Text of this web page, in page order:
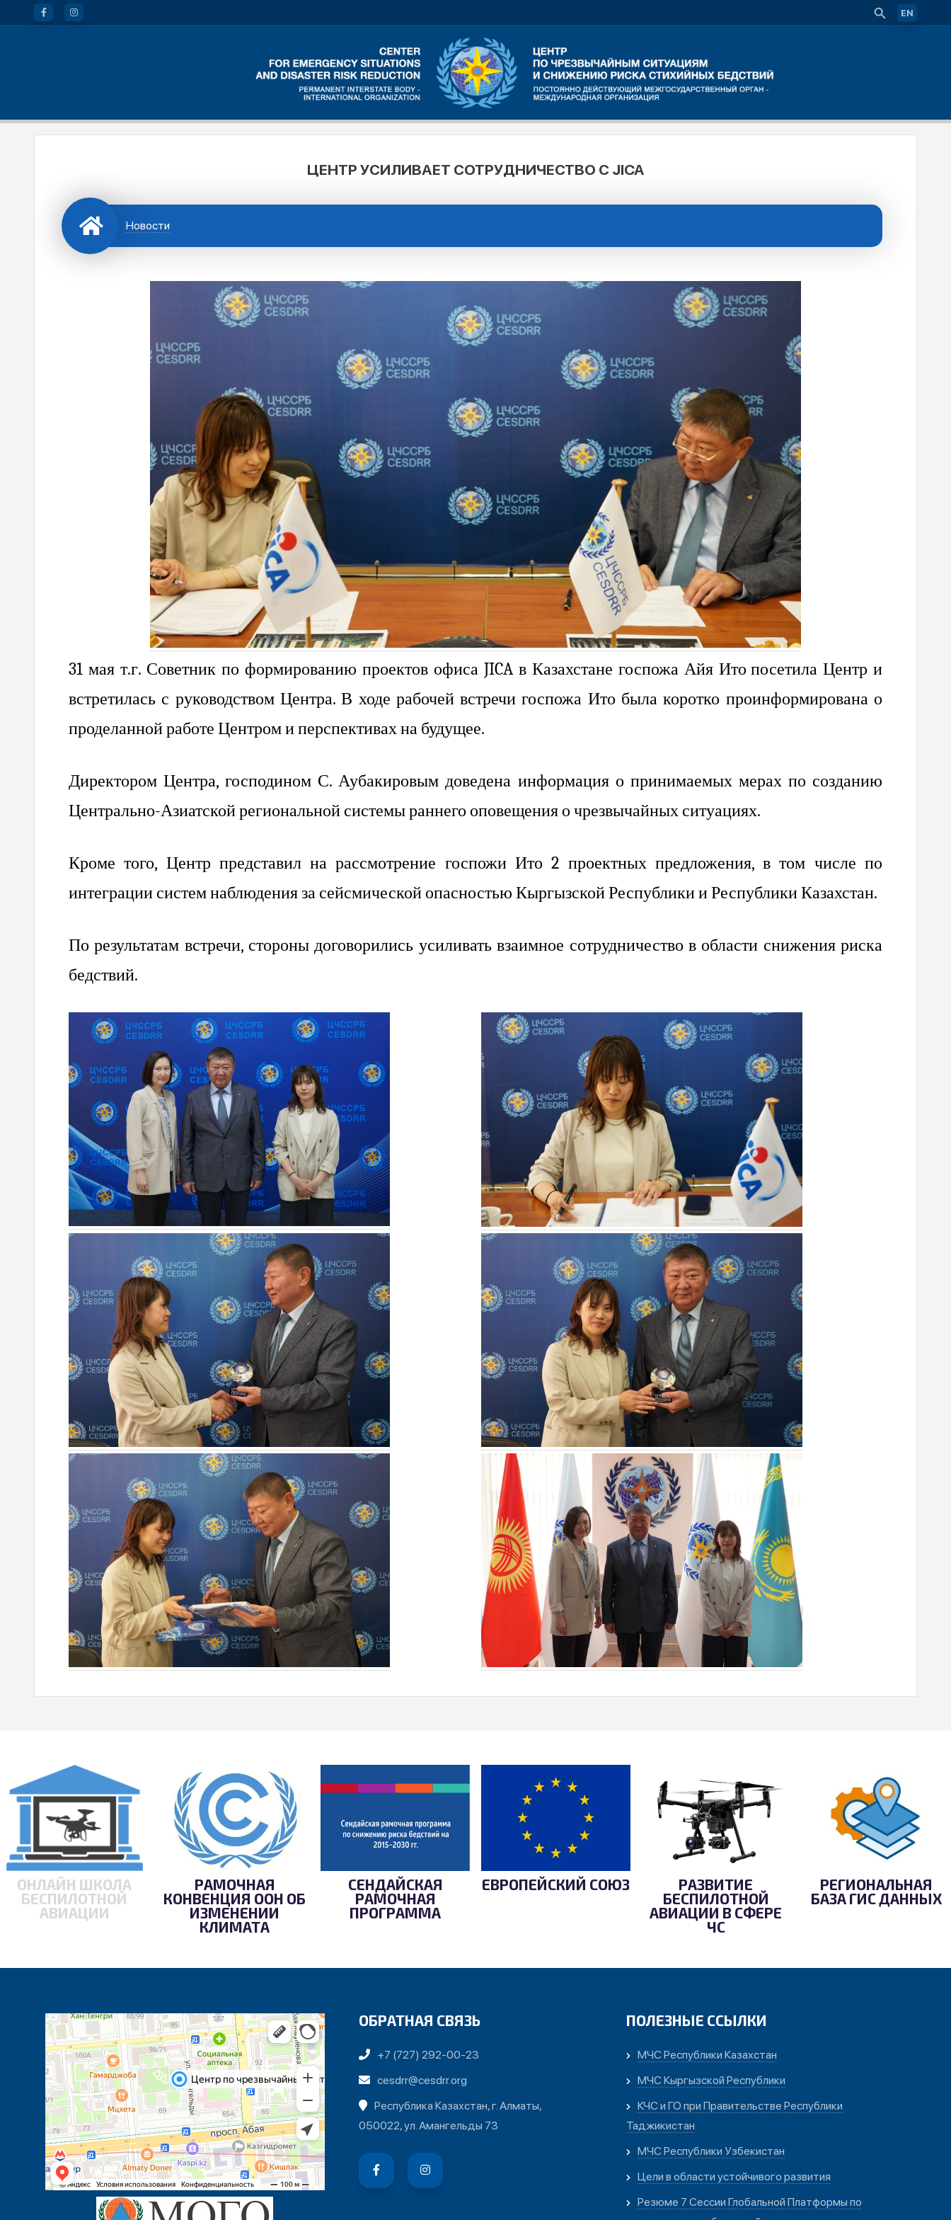
EN
ЦЕНТР УСИЛИВАЕТ СОТРУДНИЧЕСТВО С JICA
Новости
31 мая т.г. Советник по формированию проектов офиса JICA в Казахстане госпожа Айя Ито посетила Центр и
встретилась с руководством Центра. В ходе рабочей встречи госпожа Ито была коротко проинформирована о
проделанной работе Центром и перспективах на будущее.
Директором Центра, господином С. Аубакировым доведена информация о принимаемых мерах по созданию
Центрально-Азиатской региональной системы раннего оповещения о чрезвычайных ситуациях.
Кроме того, Центр представил на рассмотрение госпожи Ито 2 проектных предложения, в том числе по
интеграции систем наблюдения за сейсмической опасностью Кыргызской Республики и Республики Казахстан.
По результатам встречи, стороны договорились усиливать взаимное сотрудничество в области снижения риска
бедствий.
ОНЛАЙН ШКОЛА
БЕСПИЛОТНОЙ
АВИАЦИИ
РАМОЧНАЯ
КОНВЕНЦИЯ ООН ОБ
ИЗМЕНЕНИИ
КЛИМАТА
СЕНДАЙСКАЯ
РАМОЧНАЯ
ПРОГРАММА
ЕВРОПЕЙСКИЙ СОЮЗ
РАЗВИТИЕ
БЕСПИЛОТНОЙ
АВИАЦИИ В СФЕРЕ
ЧС
РЕГИОНАЛЬНАЯ
БАЗА ГИС ДАННЫХ
ОБРАТНАЯ СВЯЗЬ
+7 (727) 292-00-23
cesdrr@cesdrr.org
Республика Казахстан, г. Алматы,
050022, ул. Амангельды 73
ПОЛЕЗНЫЕ ССЫЛКИ
МЧС Республики Казахстан
МЧС Кыргызской Республики
КЧС и ГО при Правительстве Республики
Таджикистан
МЧС Республики Узбекистан
Цели в области устойчивого развития
Резюме 7 Сессии Глобальной Платформы по